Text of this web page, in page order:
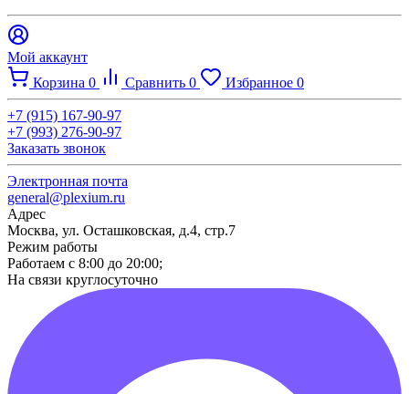
Мой аккаунт
Корзина 0 Сравнить 0 Избранное 0
+7 (915) 167-90-97
+7 (993) 276-90-97
Заказать звонок
Электронная почта
general@plexium.ru
Адрес
Москва, ул. Осташковская, д.4, стр.7
Режим работы
Работаем с 8:00 до 20:00;
На связи круглосуточно